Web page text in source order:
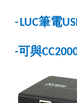
- LUC筆電
-可與